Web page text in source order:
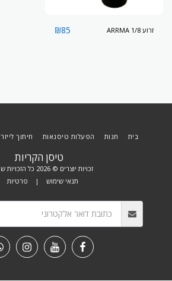
זרוע ARRMA 1/8 ₪85
טיסן הקריות
זכויות יוצרים © 2026 כל הזכויות שמורות
תנאי שימוש | פרטיות
בית חנות הפעלות טיסנאות חיתוך לייזר